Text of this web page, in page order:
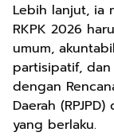
Lebih lanjut, ia
RKPK 2026
umum,
partisipatif,
dengan
Daerah
yang berlaku.